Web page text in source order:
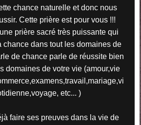
chance naturelle et donc nous
Cette prière est pour vous !!!
prière sacré très puissante qui
chance dans tout les domaines de
de chance parle de réussite bien
domaines de votre vie (amour,vie
etc... )
faire ses preuves dans la vie de